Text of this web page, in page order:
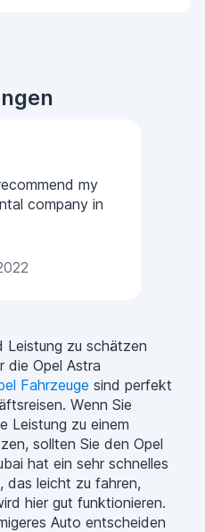
my
company in
Leistung zu schätzen
die Opel Astra
Fahrzeuge sind perfekt
Wenn Sie
Leistung zu einem
sollten Sie den Opel
hat ein sehr schnelles
das leicht zu fahren,
hier gut funktionieren.
Auto entscheiden